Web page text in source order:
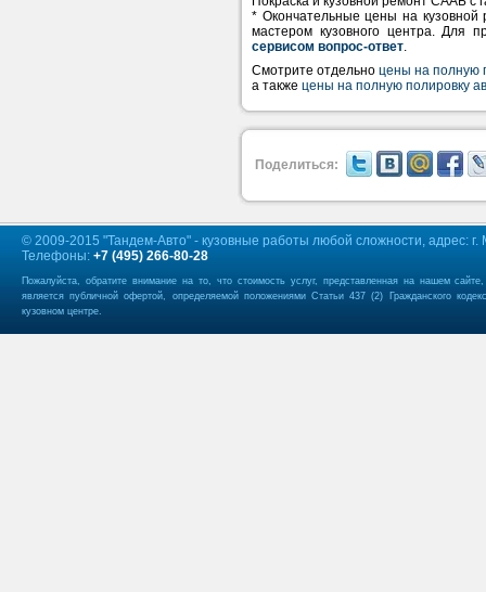
* Окончательные цены на кузовной
мастером кузовного центра. Для
сервисом вопрос-ответ.
Смотрите отдельно цены на полную
а также цены на полную полировку
Поделиться:
© 2009-2015 "Тандем-Авто" - кузовные работы любой сложности, адрес:
Телефоны: +7 (495) 266-80-28
Пожалуйста, обратите внимание на то, что стоимость услуг, представленная на нашем
является публичной офертой, определяемой положениями Статьи 437 (2) Гражданского
кузовном центре.